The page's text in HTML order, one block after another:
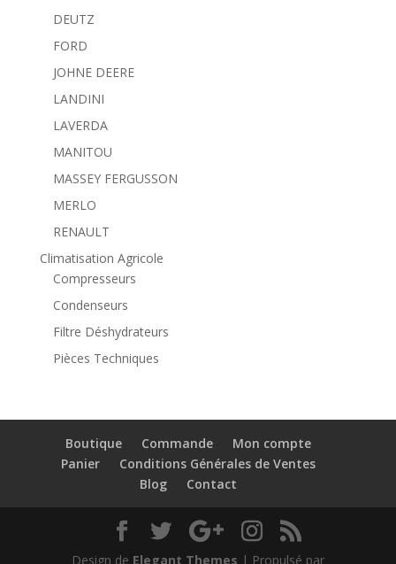
DEUTZ
FORD
JOHNE DEERE
LANDINI
LAVERDA
MANITOU
MASSEY FERGUSSON
MERLO
RENAULT
Climatisation Agricole
Compresseurs
Condenseurs
Filtre Déshydrateurs
Pièces Techniques
Boutique Commande
Mon compte
Panier
Conditions Générales de Ventes
Blog
Contact
Design de Elegant Themes | Propulsé par